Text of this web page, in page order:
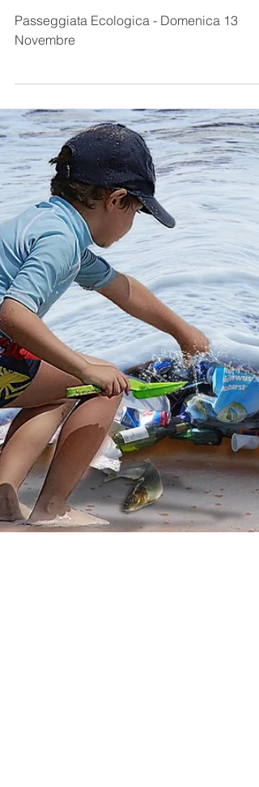
5 nov 2022 Tempo di lettura: 1 min
PROGETTI E INIZIATIVE
Passeggiata Ecologica - Domenica 13
Novembre